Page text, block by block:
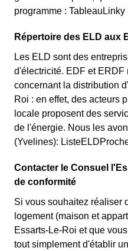
programme : TableauLinky
Répertoire des ELD aux
Les ELD sont des
d'électricité. EDF et ERDF
concernant la distribution
Roi : en effet, des acteurs
locale proposent des
de l'énergie. Nous les
(Yvelines):
Contacter le Consuel
de conformité
Si vous souhaitez réaliser
logement (maison et
Essarts-Le-Roi et que
tout simplement d'établir